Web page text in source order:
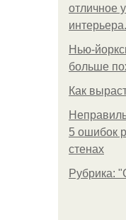
отличное
интерьера.
Нью-
больше
Как
5 ошибок
стенах
Рубрика: